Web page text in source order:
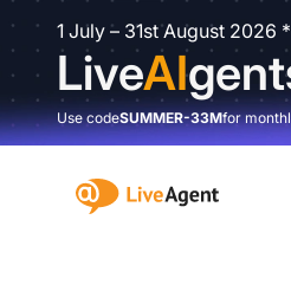
1 July – 31st August 2026
LiveAI
Use codeSUMMER-33Mfor
:site.title